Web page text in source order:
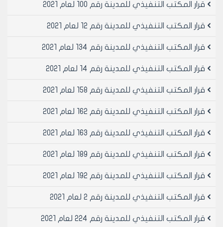
استثمارها وذلك للصالات التي وفّت التزاماتها في الوقت
المحدد وفق قرار المكتب التنفيذي لمجلس مدينة حلب
أما بالنسبة للصالات التي لم تسدد التزاماتها في الوقت
رقم /1548/ لعام 2014 لا تمنح هذه الموافقة المؤقتة إلا
ويحتسب المبلغ على أساس /1500/ل.س ألف وخمسمائة
و/750/ ل.س سبعمائة وخمسون ليرة سورية لكل متر مربع
من مساحة الوجيبة في حال استثمارها.
-يتقدم طالب الترخيص بسند تعهد موثق لدى الكاتب بالعدل
اللازمة أصولاً وقبول الموافقة المؤقتة وفقاً لما ورد أعلاه
الموافقة
قبل المكتب التنفيذي لمجلس مدينة حلب أو في حال إلغاء
قرار المكتب التنفيذي للمدينة رقم 100 لعام 2021
قرار المكتب التنفيذي للمدينة رقم 12 لعام 2021
قرار المكتب التنفيذي للمدينة رقم 134 لعام 2021
قرار المكتب التنفيذي للمدينة رقم 14 لعام 2021
قرار المكتب التنفيذي للمدينة رقم 158 لعام 2021
قرار المكتب التنفيذي للمدينة رقم 162 لعام 2021
قرار المكتب التنفيذي للمدينة رقم 163 لعام 2021
قرار المكتب التنفيذي للمدينة رقم 189 لعام 2021
قرار المكتب التنفيذي للمدينة رقم 192 لعام 2021
قرار المكتب التنفيذي للمدينة رقم 2 لعام 2021
قرار المكتب التنفيذي للمدينة رقم 224 لعام 2021